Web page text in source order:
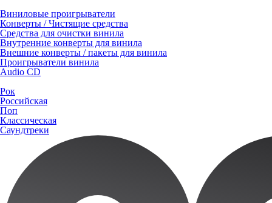
Виниловые проигрыватели
Конверты / Чистящие средства
Средства для очистки винила
Внутренние конверты для винила
Внешние конверты / пакеты для винила
Проигрыватели винила
Audio CD
Рок
Российская
Поп
Классическая
Саундтреки